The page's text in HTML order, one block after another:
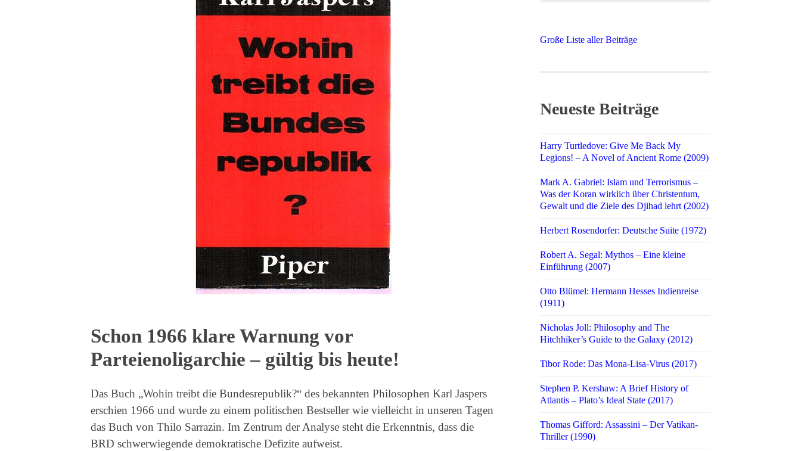
Schon 1966 klare Warnung vor
Parteienoligarchie – gültig bis heute!
Das Buch „Wohin treibt die Bundesrepublik?“ des bekannten Philosophen Karl Jaspers
erschien 1966 und wurde zu einem politischen Bestseller wie vielleicht in unseren Tagen
das Buch von Thilo Sarrazin. Im Zentrum der Analyse steht die Erkenntnis, dass die
BRD schwerwiegende demokratische Defizite aufweist.
Große Liste aller Beiträge
Neueste Beiträge
Harry Turtledove: Give Me Back My
Legions! – A Novel of Ancient Rome (2009)
Mark A. Gabriel: Islam und Terrorismus –
Was der Koran wirklich über Christentum,
Gewalt und die Ziele des Djihad lehrt (2002)
Herbert Rosendorfer: Deutsche Suite (1972)
Robert A. Segal: Mythos – Eine kleine
Einführung (2007)
Otto Blümel: Hermann Hesses Indienreise
(1911)
Nicholas Joll: Philosophy and The
Hitchhiker’s Guide to the Galaxy (2012)
Tibor Rode: Das Mona-Lisa-Virus (2017)
Stephen P. Kershaw: A Brief History of
Atlantis – Plato’s Ideal State (2017)
Thomas Gifford: Assassini – Der Vatikan-
Thriller (1990)